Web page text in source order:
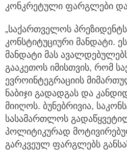
კონკრეტული ფარგლები
„საქართველოს პრეზიდენტს
კონსტიტუციური მანდატი.
მანდატი მას
გააკეთოს იმისთვის, რომ
ევროინტეგრაციის
ნაბიჯი გადადგას და
მიიღოს. ბუნებრივია,
სასამართლოს
პოლიტიკურად
გარკვეულ ფარგლებს